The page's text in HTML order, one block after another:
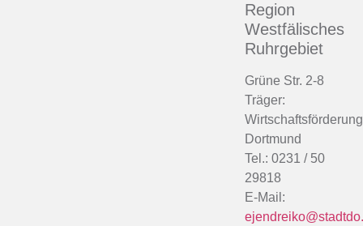
Region
Westfälisches
Ruhrgebiet
Grüne Str. 2-8
Träger:
Wirtschaftsförderung
Dortmund
Tel.: 0231 / 50
29818
E-Mail: